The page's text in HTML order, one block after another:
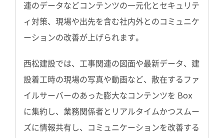
連のデータなどコンテンツの一元化とセキュリテ
ィ対策、現場や出先を含む社内外とのコミュニケ
ーションの改善が上げられます。
西松建設では、工事関連の図面や最新データ、建
設着工時の現場の写真や動画など、散在するファ
イルサーバーのあった膨大なコンテンツを Box
に集約し、業務関係者とリアルタイムかつスムー
ズに情報共有し、コミュニケーションを改善する